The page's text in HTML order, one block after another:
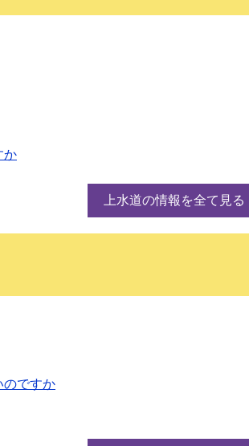
か
上水道の情報を全て見る
のですか